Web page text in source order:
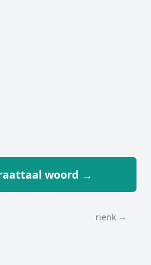
woord →
rienk →